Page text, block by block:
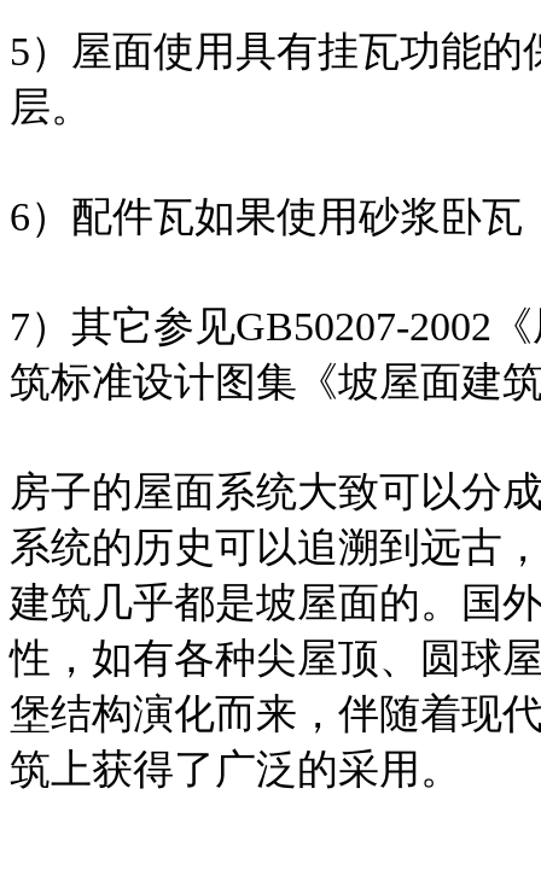
5）屋面使用具有挂瓦功能
层。
6）配件瓦如果使用砂浆卧
7）其它参见GB50207-2002
筑标准设计图集《坡屋面建
房子的屋面系统大致可以分
系统的历史可以追溯到远古
建筑几乎都是坡屋面的。国
性，如有各种尖屋顶、圆球
堡结构演化而来，伴随着现
筑上获得了广泛的采用。